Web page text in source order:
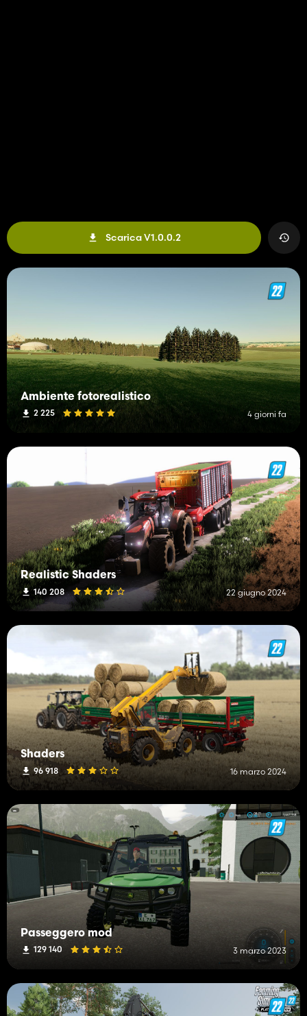
Scarica V1.0.0.2
Ambiente fotorealistico
2 225 4 giorni fa
Realistic Shaders
140 208 22 giugno 2024
Shaders
96 918 16 marzo 2024
Passeggero mod
129 140 3 marzo 2023